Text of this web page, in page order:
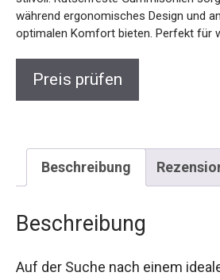
während ergonomisches Design und
optimalen Komfort bieten. Perfekt für
Preis prüfen
Beschreibung
Beschreibung
Auf der Suche nach einem